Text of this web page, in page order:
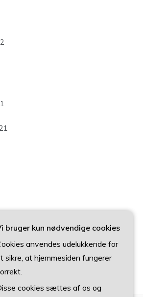
bruger kun nødvendige cookies
anvendes udelukkende for
sikre, at hjemmesiden fungerer
cookies sættes af os og